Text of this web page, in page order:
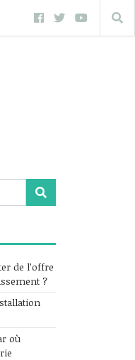
de l’offre
?
où